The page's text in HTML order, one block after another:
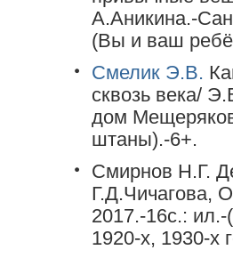
А.Аникина.-
(Вы и ваш
Смелик Э.В.
сквозь века/
дом
штаны).-6+.
Смирнов Н.Г.
Г.Д.Чичагова,
2017.-16c.: ил.-
1920-х, 1930-х